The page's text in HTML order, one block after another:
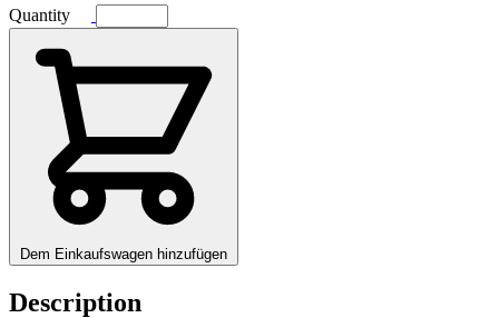
Quantity
Dem Einkaufswagen hinzufügen
Description